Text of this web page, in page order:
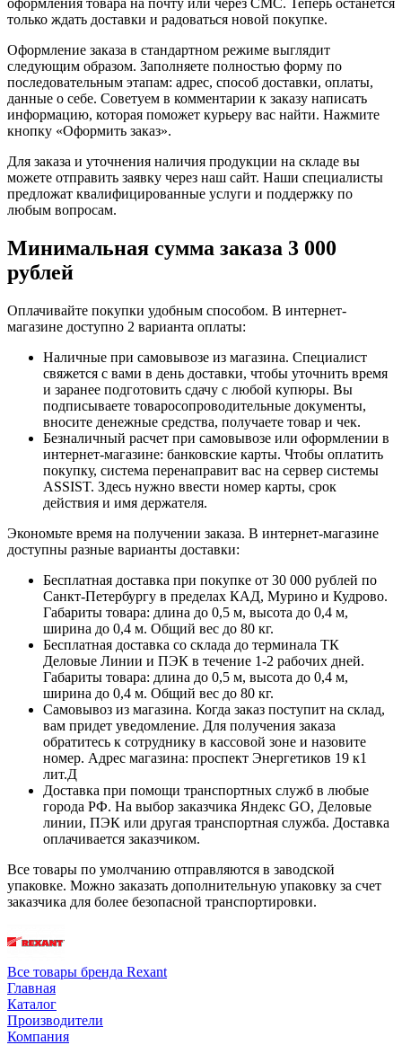
только ждать доставки и радоваться новой покупке.
Оформление заказа в стандартном режиме выглядит
следующим образом. Заполняете полностью форму по
последовательным этапам: адрес, способ доставки, оплаты,
данные о себе. Советуем в комментарии к заказу написать
информацию, которая поможет курьеру вас найти. Нажмите
кнопку «Оформить заказ».
Для заказа и уточнения наличия продукции на складе вы
можете отправить заявку через наш сайт. Наши специалисты
предложат квалифицированные услуги и поддержку по
любым вопросам.
Минимальная сумма заказа 3 000
рублей
Оплачивайте покупки удобным способом. В интернет-
магазине доступно 2 варианта оплаты:
Наличные при самовывозе из магазина. Специалист
свяжется с вами в день доставки, чтобы уточнить время
и заранее подготовить сдачу с любой купюры. Вы
подписываете товаросопроводительные документы,
вносите денежные средства, получаете товар и чек.
Безналичный расчет при самовывозе или оформлении в
интернет-магазине: банковские карты. Чтобы оплатить
покупку, система перенаправит вас на сервер системы
ASSIST. Здесь нужно ввести номер карты, срок
действия и имя держателя.
Экономьте время на получении заказа. В интернет-магазине
доступны разные варианты доставки:
Бесплатная доставка при покупке от 30 000 рублей по
Санкт-Петербургу в пределах КАД, Мурино и Кудрово.
Габариты товара: длина до 0,5 м, высота до 0,4 м,
ширина до 0,4 м. Общий вес до 80 кг.
Бесплатная доставка со склада до терминала ТК
Деловые Линии и ПЭК в течение 1-2 рабочих дней.
Габариты товара: длина до 0,5 м, высота до 0,4 м,
ширина до 0,4 м. Общий вес до 80 кг.
Самовывоз из магазина. Когда заказ поступит на склад,
вам придет уведомление. Для получения заказа
обратитесь к сотруднику в кассовой зоне и назовите
номер. Адрес магазина: проспект Энергетиков 19 к1
лит.Д
Доставка при помощи транспортных служб в любые
города РФ. На выбор заказчика Яндекс GO, Деловые
линии, ПЭК или другая транспортная служба. Доставка
оплачивается заказчиком.
Все товары по умолчанию отправляются в заводской
упаковке. Можно заказать дополнительную упаковку за счет
заказчика для более безопасной транспортировки.
Все товары бренда Rexant
Главная
Каталог
Производители
Компания